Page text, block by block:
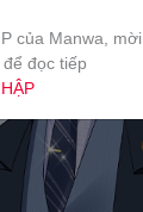
của Manwa, mời
đọc tiếp